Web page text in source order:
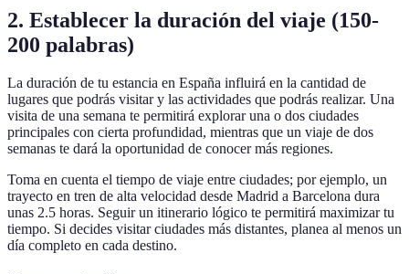
2. Establecer la duración del viaje (150-
200 palabras)
La duración de tu estancia en España influirá en la cantidad de
lugares que podrás visitar y las actividades que podrás realizar. Una
visita de una semana te permitirá explorar una o dos ciudades
principales con cierta profundidad, mientras que un viaje de dos
semanas te dará la oportunidad de conocer más regiones.
Toma en cuenta el tiempo de viaje entre ciudades; por ejemplo, un
trayecto en tren de alta velocidad desde Madrid a Barcelona dura
unas 2.5 horas. Seguir un itinerario lógico te permitirá maximizar tu
tiempo. Si decides visitar ciudades más distantes, planea al menos un
día completo en cada destino.